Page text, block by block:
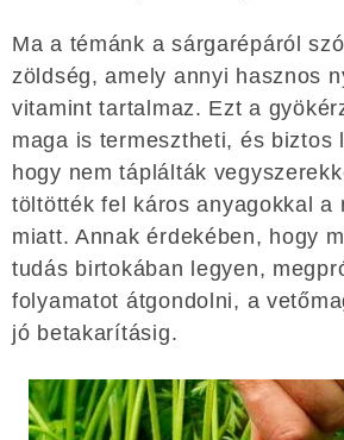
Ma a témánk a sárgarépáról
zöldség, amely annyi hasznos
vitamint tartalmaz. Ezt a
maga is termesztheti, és biztos
hogy nem táplálták
töltötték fel káros anyagokkal a
miatt. Annak érdekében, hogy
tudás birtokában legyen,
folyamatot átgondolni, a
jó betakarításig.